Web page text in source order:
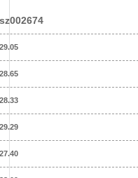
sz002674
29.05
28.65
28.33
29.29
27.40